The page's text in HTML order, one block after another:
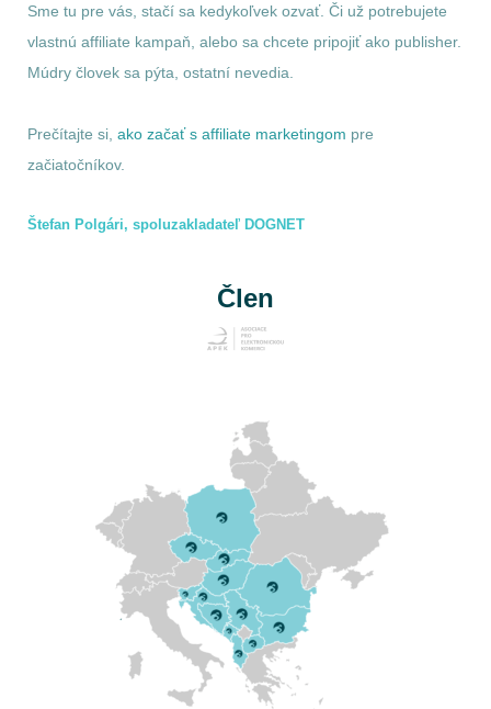
Sme tu pre vás, stačí sa kedykoľvek ozvať. Či už potrebujete
vlastnú affiliate kampaň, alebo sa chcete pripojiť ako publisher.
Múdry človek sa pýta, ostatní nevedia.
Prečítajte si, ako začať s affiliate marketingom pre
začiatočníkov.
Štefan Polgári, spoluzakladateľ DOGNET
Člen